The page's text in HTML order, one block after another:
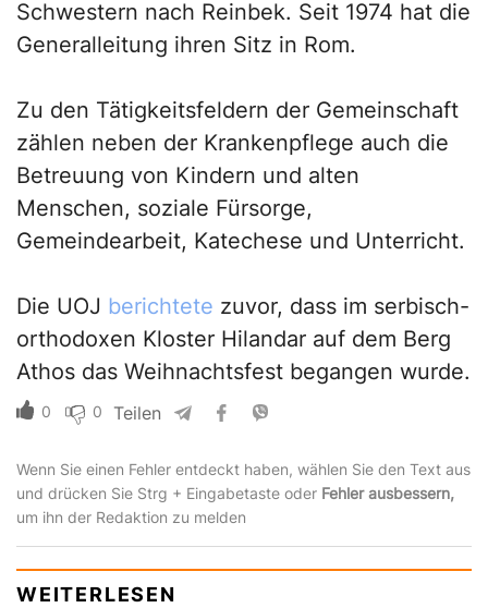
Schwestern nach Reinbek. Seit 1974 hat die
Generalleitung ihren Sitz in Rom.
Zu den Tätigkeitsfeldern der Gemeinschaft
zählen neben der Krankenpflege auch die
Betreuung von Kindern und alten
Menschen, soziale Fürsorge,
Gemeindearbeit, Katechese und Unterricht.
Die UOJ berichtete zuvor, dass im serbisch-
orthodoxen Kloster Hilandar auf dem Berg
Athos das Weihnachtsfest begangen wurde.
0 0 Teilen
Wenn Sie einen Fehler entdeckt haben, wählen Sie den Text aus
und drücken Sie Strg + Eingabetaste oder Fehler ausbessern,
um ihn der Redaktion zu melden
WEITERLESEN